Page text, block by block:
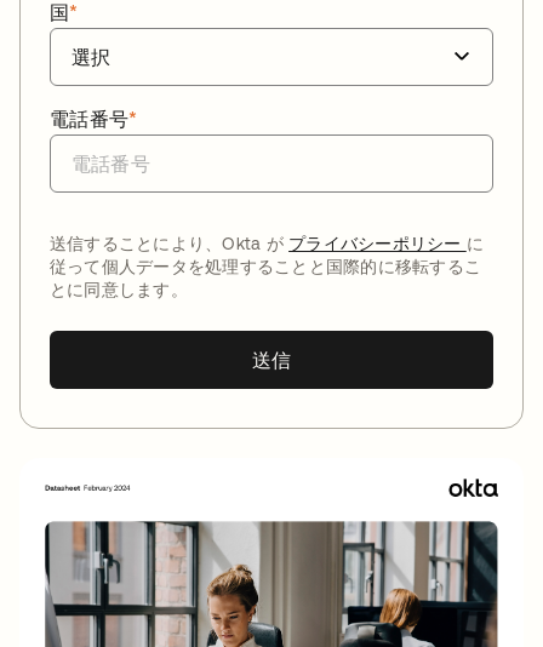
*
国
*
電話番号
送信することにより、Okta が プライバシーポリシー に
従って個人データを処理することと国際的に移転するこ
とに同意します。
送信